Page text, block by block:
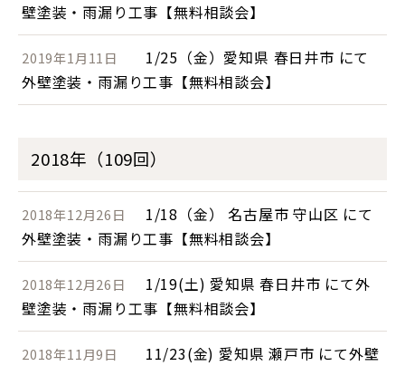
壁塗装・雨漏り工事【無料相談会】
2019年1月11日
1/25（金）愛知県 春日井市 にて
外壁塗装・雨漏り工事【無料相談会】
2018年（109回）
2018年12月26日
1/18（金） 名古屋市 守山区 にて
外壁塗装・雨漏り工事【無料相談会】
2018年12月26日
1/19(土) 愛知県 春日井市 にて外
壁塗装・雨漏り工事【無料相談会】
2018年11月9日
11/23(金) 愛知県 瀬戸市 にて外壁